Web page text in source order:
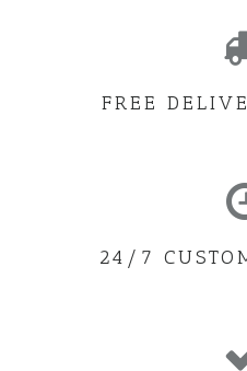
FREE
24/7